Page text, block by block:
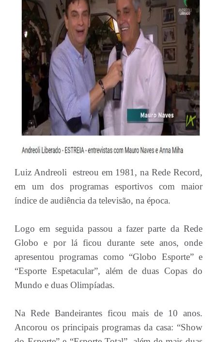
Luiz Andreoli estreou em 1981, na Rede Record,
em um dos programas esportivos com maior
índice de audiência da televisão, na época.
Logo em seguida passou a fazer parte da Rede
Globo e por lá ficou durante sete anos, onde
apresentou programas como “Globo Esporte” e
“Esporte Espetacular”, além de duas Copas do
Mundo e duas Olimpíadas.
Na Rede Bandeirantes ficou mais de 10 anos.
Ancorou os principais programas da casa: “Show